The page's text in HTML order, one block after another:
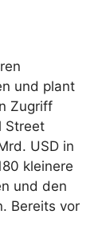
und plant
Zugriff
Street
USD in
kleinere
und den
Bereits vor